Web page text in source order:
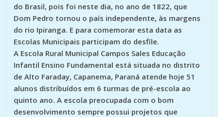
do Brasil, pois foi neste dia, no ano de 1822, que
Dom Pedro tornou o país independente, às margens
do rio Ipiranga. E para comemorar esta data as
Escolas Municipais participam do desfile.
A Escola Rural Municipal Campos Sales Educação
Infantil Ensino Fundamental está situada no distrito
de Alto Faraday, Capanema, Paraná atende hoje 51
alunos distribuídos em 6 turmas de pré-escola ao
quinto ano. A escola preocupada com o bom
desenvolvimento sempre possui projetos que